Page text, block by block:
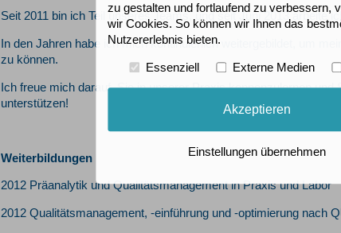
Seit 2011 bin ich Teil unseres Teams, und seit Juni 2013 arbeite
In den Jahren habe ich mich kontinuierlich weitergebildet, um
zu können.
Ich freue mich darauf, Sie in unserer Praxis kennenzulernen
unterstützen!
Weiterbildungen
2012 Präanalytik und Qualitätsmanagement in Praxis und Labor
2012 Qualitätsmanagement, -einführung und -optimierung nach
zu gestalten und fortlaufend zu verbessern,
wir Cookies. So können wir Ihnen das
Nutzererlebnis bieten.
Essenziell Externe Medien
Akzeptieren
Einstellungen übernehmen